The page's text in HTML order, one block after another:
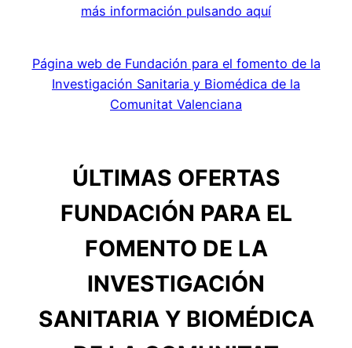
más información pulsando aquí
Página web de Fundación para el fomento de la
Investigación Sanitaria y Biomédica de la
Comunitat Valenciana
ÚLTIMAS OFERTAS
FUNDACIÓN PARA EL
FOMENTO DE LA
INVESTIGACIÓN
SANITARIA Y BIOMÉDICA